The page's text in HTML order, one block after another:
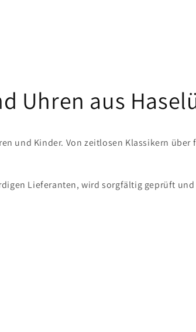
Uhren aus
und Kinder. Von zeitlosen Klassikern über
Lieferanten, wird sorgfältig geprüft